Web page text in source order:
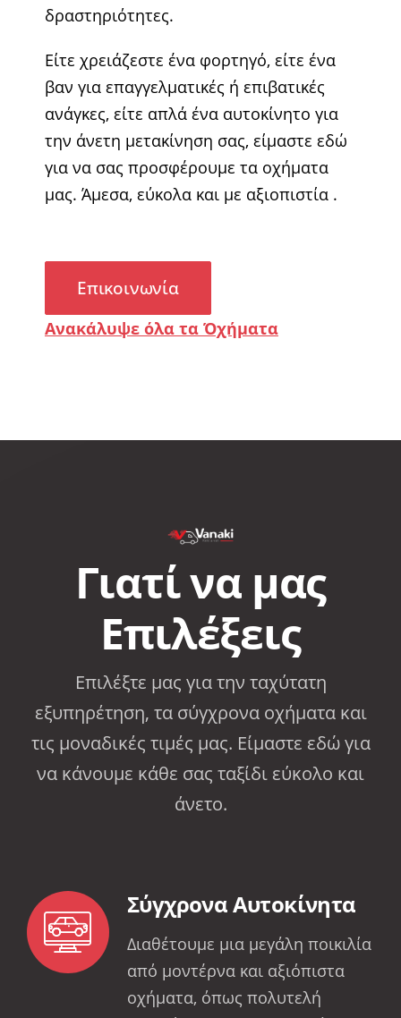
δραστηριότητες.
Είτε χρειάζεστε ένα φορτηγό, είτε ένα
βαν για επαγγελματικές ή επιβατικές
ανάγκες, είτε απλά ένα αυτοκίνητο για
την άνετη μετακίνηση σας, είμαστε εδώ
για να σας προσφέρουμε τα οχήματα
μας. Άμεσα, εύκολα και με αξιοπιστία .
Επικοινωνία
Ανακάλυψε όλα τα Όχήματα
Γιατί να μας
Επιλέξεις
Επιλέξτε μας για την ταχύτατη
εξυπηρέτηση, τα σύγχρονα οχήματα και
τις μοναδικές τιμές μας. Είμαστε εδώ για
να κάνουμε κάθε σας ταξίδι εύκολο και
άνετο.
Σύγχρονα Αυτοκίνητα
Διαθέτουμε μια μεγάλη ποικιλία
από μοντέρνα και αξιόπιστα
οχήματα, όπως πολυτελή